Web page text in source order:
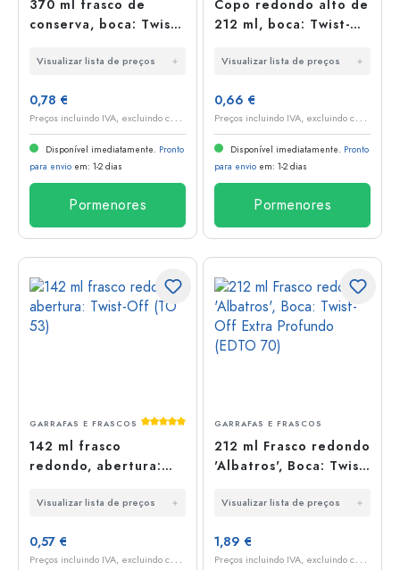
370 ml frasco de
conserva, boca: Twist-
Visualizar lista de preços
0,78 €
P
reços incluindo IVA, excluindo custos de envio
Disponível imediatamente. Pronto
para envio em: 1-2 dias
Pormenores
Copo redondo alto de
212 ml, boca: Twist-
Visualizar lista de preços
0,66 €
P
reços incluindo IVA, excluindo custos de envio
Disponível imediatamente. Pronto
para envio em: 1-2 dias
Pormenores
Classificação média de 5 de 5 estrelas
GARRAFAS E FRASCOS
142 ml frasco
redondo, abertura:
Visualizar lista de preços
0,57 €
P
reços incluindo IVA, excluindo custos de envio
GARRAFAS E FRASCOS
212 ml Frasco redondo
'Albatros', Boca: Twist-
(EDTO 70)
Visualizar lista de preços
1,89 €
P
reços incluindo IVA, excluindo custos de envio